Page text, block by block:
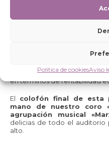
Política de cookiesAviso
unirse al proyecto. De las
son cincuenta».
Por su parte, Edurne
colaboramos para
determinaba la necesidad
Pensar en términos de
en términos de rentabilidad
El colofón final de esta
mano de nuestro coro
agrupación musical
delicias de todo el
alto.